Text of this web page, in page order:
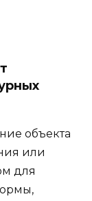
объекта
или
для